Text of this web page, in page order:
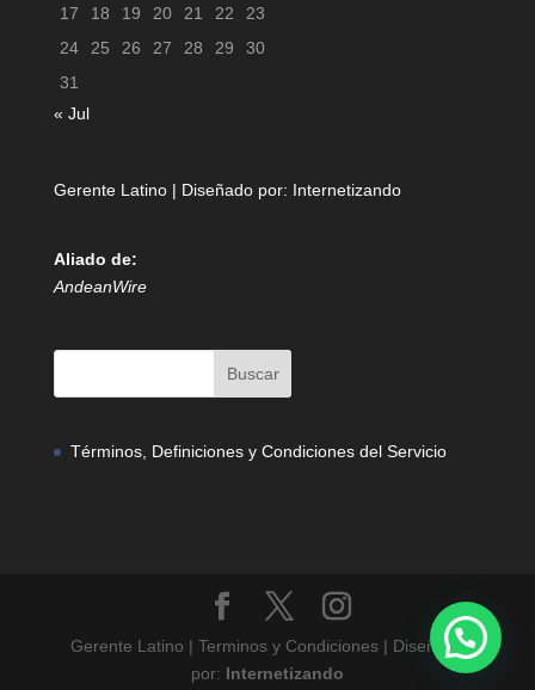
17
18 19 20 21 22
23
24
25 26 27 28 29
30
31
« Jul
Gerente Latino | Diseñado por: Internetizando
Aliado de:
AndeanWire
Términos, Definiciones y Condiciones del Servicio
Gerente Latino | Terminos y Condiciones | Diseñado
por: Internetizando